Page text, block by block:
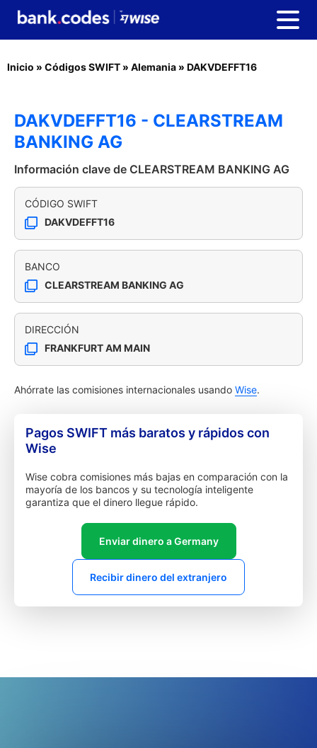
Inicio » Códigos SWIFT » Alemania » DAKVDEFFT16
DAKVDEFFT16 - CLEARSTREAM
BANKING AG
Información clave de CLEARSTREAM BANKING AG
CÓDIGO SWIFT
DAKVDEFFT16
BANCO
CLEARSTREAM BANKING AG
DIRECCIÓN
FRANKFURT AM MAIN
Ahórrate las comisiones internacionales usando Wise.
Pagos SWIFT más baratos y rápidos con
Wise
Wise cobra comisiones más bajas en comparación con la
mayoría de los bancos y su tecnología inteligente
garantiza que el dinero llegue rápido.
Enviar dinero a Germany
Recibir dinero del extranjero